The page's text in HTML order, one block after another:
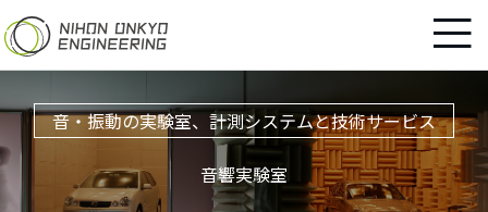
音・振動の実験室、計測システムと技術サービス
音響実験室